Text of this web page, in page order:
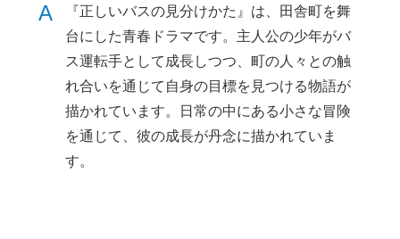
A
『正しいバスの見分けかた』は、田舎町を舞
台にした青春ドラマです。主人公の少年がバ
ス運転手として成長しつつ、町の人々との触
れ合いを通じて自身の目標を見つける物語が
描かれています。日常の中にある小さな冒険
を通じて、彼の成長が丹念に描かれていま
す。